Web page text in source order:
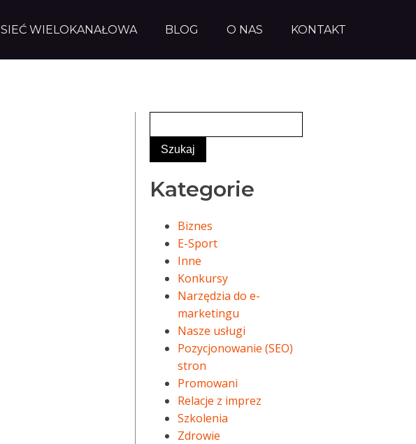
SIEĆ WIELOKANAŁOWA BLOG O NAS KONTAKT
Kategorie
Biznes
E-Sport
Inne
Konkursy
Narzędzia do e-
marketingu
Nasze usługi
Pozycjonowanie (SEO)
stron
Promowani
Relacje z imprez
Szkolenia
Zdrowie